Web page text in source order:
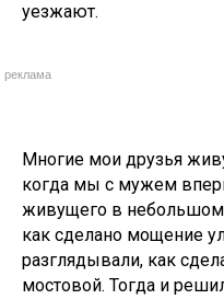
уезжают.
реклама
Многие мои друзья
когда мы с мужем
живущего в небольшом
как сделано мощение
разглядывали, как
мостовой. Тогда и